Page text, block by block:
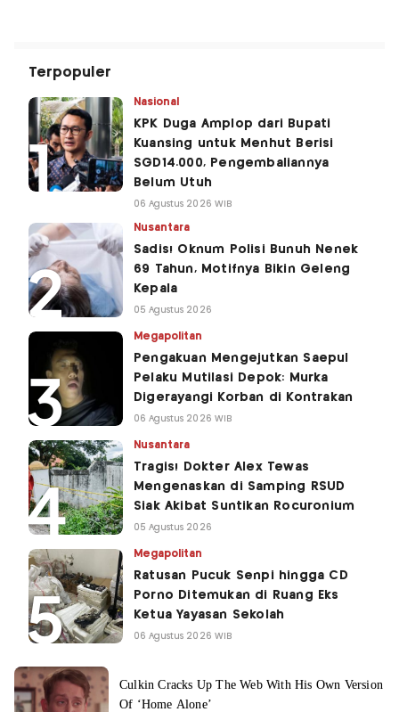
Terpopuler
Nasional
KPK Duga Amplop dari Bupati
Kuansing untuk Menhut Berisi
SGD14.000, Pengembaliannya
Belum Utuh
06 Agustus 2026 WIB
Nusantara
Sadis! Oknum Polisi Bunuh Nenek
69 Tahun, Motifnya Bikin Geleng
Kepala
05 Agustus 2026
Megapolitan
Pengakuan Mengejutkan Saepul
Pelaku Mutilasi Depok: Murka
Digerayangi Korban di Kontrakan
06 Agustus 2026 WIB
Nusantara
Tragis! Dokter Alex Tewas
Mengenaskan di Samping RSUD
Siak Akibat Suntikan Rocuronium
05 Agustus 2026
Megapolitan
Ratusan Pucuk Senpi hingga CD
Porno Ditemukan di Ruang Eks
Ketua Yayasan Sekolah
06 Agustus 2026 WIB